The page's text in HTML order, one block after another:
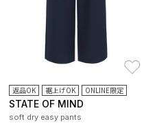
返品OK 裾上げOK ONLINE限定
STATE OF MIND
soft dry easy pants